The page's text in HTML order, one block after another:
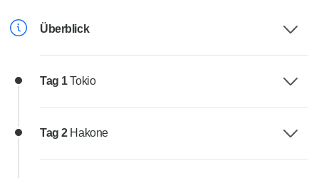
Überblick
Tag 1Tokio
Tag 2 Hakone